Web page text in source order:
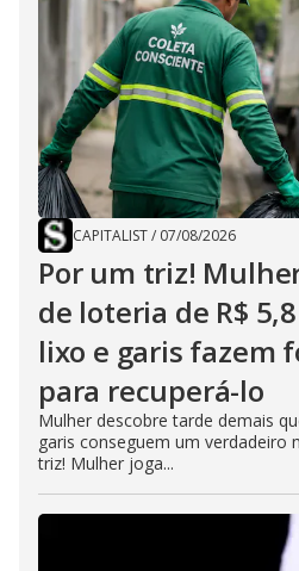
CAPITALIST/ 07/08/2026
Por um triz!
de loteria de R$
lixo e garis fazem
para recuperá-lo
Mulher descobre tarde demais
garis conseguem um verdadeiro
triz! Mulher joga...